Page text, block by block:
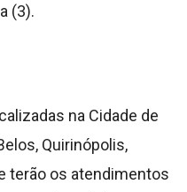
(3).
na Cidade de
Quirinópolis,
terão os atendimentos